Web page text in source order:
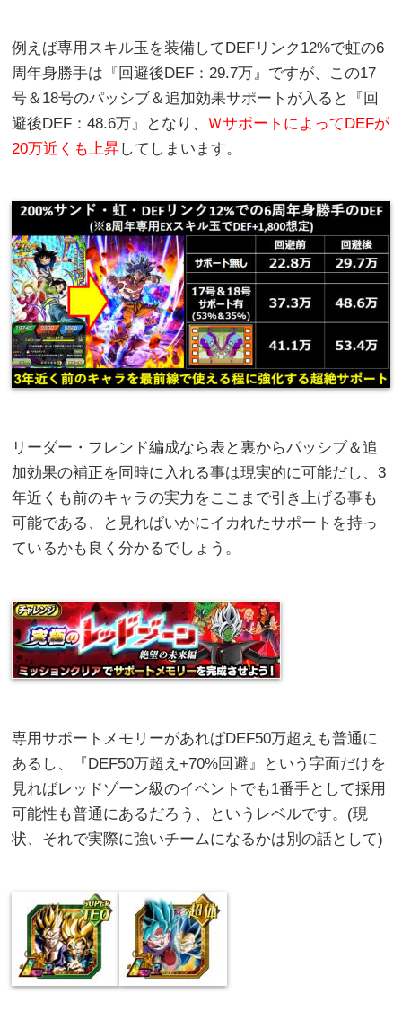
例えば専用スキル玉を装備してDEFリンク12%で虹の6
周年身勝手は『回避後DEF：29.7万』ですが、この17
号＆18号のパッシブ＆追加効果サポートが入ると『回
避後DEF：48.6万』となり、 ＷサポートによってDEFが
20万近くも上昇してしまいます。
リーダー・フレンド編成なら表と裏からパッシブ＆追
加効果の補正を同時に入れる事は現実的に可能だし、3
年近くも前のキャラの実力をここまで引き上げる事も
可能である、と見ればいかにイカれたサポートを持っ
ているかも良く分かるでしょう。
専用サポートメモリーがあればDEF50万超えも普通に
あるし、『DEF50万超え+70%回避』という字面だけを
見ればレッドゾーン級のイベントでも1番手として採用
可能性も普通にあるだろう、というレベルです。(現
状、それで実際に強いチームになるかは別の話として)